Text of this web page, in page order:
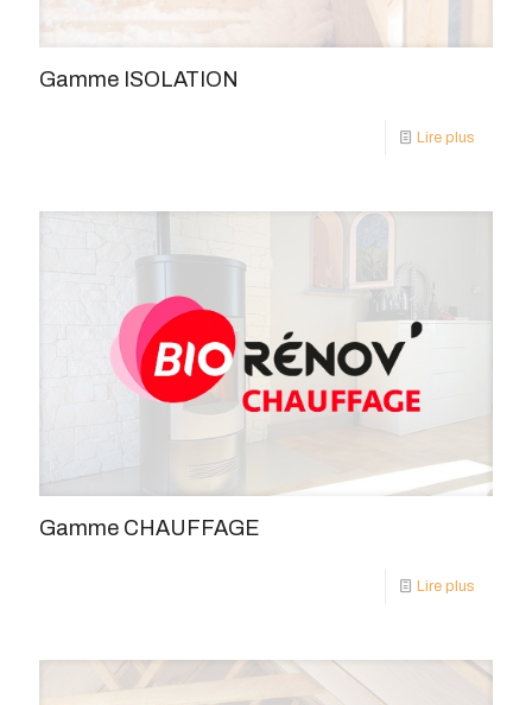
Gamme ISOLATION
Lire plus
Gamme CHAUFFAGE
Lire plus